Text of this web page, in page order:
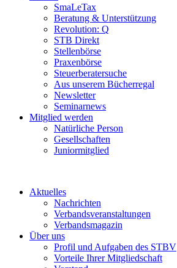
SmaLeTax
Beratung & Unterstützung
Revolution: Q
STB Direkt
Stellenbörse
Praxenbörse
Steuerberatersuche
Aus unserem Bücherregal
Newsletter
Seminarnews
Mitglied werden
Natürliche Person
Gesellschaften
Juniormitglied
Aktuelles
Nachrichten
Verbandsveranstaltungen
Verbandsmagazin
Über uns
Profil und Aufgaben des STBV
Vorteile Ihrer Mitgliedschaft